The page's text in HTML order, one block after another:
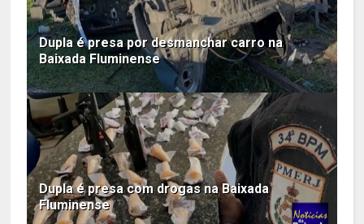
Dupla é presa por desmanchar carro na
Baixada Fluminense
Dupla é presa com drogas na Baixada
Fluminense